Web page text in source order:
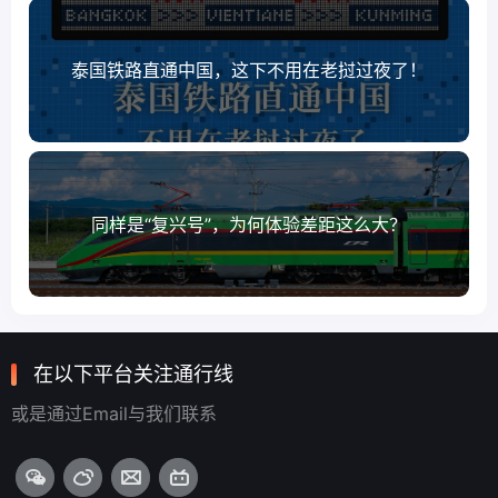
泰国铁路直通中国，这下不用在老挝过夜了！
同样是“复兴号”，为何体验差距这么大？
在以下平台关注通行线
或是通过Email与我们联系